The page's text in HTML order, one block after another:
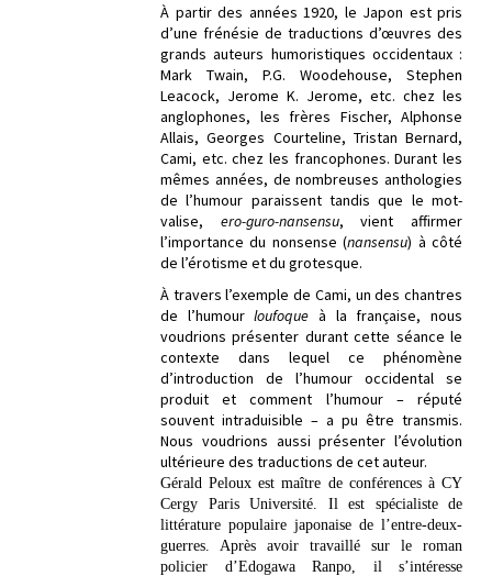
À partir des années 1920, le Japon est pris
d’une frénésie de traductions d’œuvres des
grands auteurs humoristiques occidentaux :
Mark Twain, P.G. Woodehouse, Stephen
Leacock, Jerome K. Jerome, etc. chez les
anglophones, les frères Fischer, Alphonse
Allais, Georges Courteline, Tristan Bernard,
Cami, etc. chez les francophones. Durant les
mêmes années, de nombreuses anthologies
de l’humour paraissent tandis que le mot-
valise, ero-guro-nansensu, vient affirmer
l’importance du nonsense (nansensu) à côté
de l’érotisme et du grotesque.
À travers l’exemple de Cami, un des chantres
de l’humourloufoque à la française, nous
voudrions présenter durant cette séance le
contexte dans lequel ce phénomène
d’introduction de l’humour occidental se
produit et comment l’humour – réputé
souvent intraduisible – a pu être transmis.
Nous voudrions aussi présenter l’évolution
ultérieure des traductions de cet auteur.
Gérald Peloux est maître de conférences à CY
Cergy Paris Université. Il est spécialiste de
littérature populaire japonaise de l’entre-deux-
guerres. Après avoir travaillé sur le roman
policier d’Edogawa Ranpo, il s’intéresse